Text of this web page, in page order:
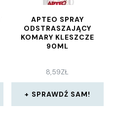
APTEO SPRAY
ODSTRASZAJĄCY
KOMARY KLESZCZE
90ML
8,59ZŁ
SPRAWDŹ SAM!